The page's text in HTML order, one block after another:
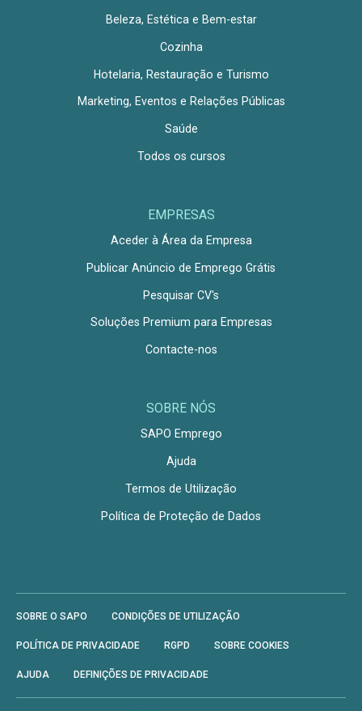
Beleza, Estética e Bem-estar
Cozinha
Hotelaria, Restauração e Turismo
Marketing, Eventos e Relações Públicas
Saúde
Todos os cursos
EMPRESAS
Aceder à Área da Empresa
Publicar Anúncio de Emprego Grátis
Pesquisar CV's
Soluções Premium para Empresas
Contacte-nos
SOBRE NÓS
SAPO Emprego
Ajuda
Termos de Utilização
Política de Proteção de Dados
SOBRE O SAPO CONDIÇÕES DE UTILIZAÇÃO
POLÍTICA DE PRIVACIDADE RGPD SOBRE COOKIES
AJUDA DEFINIÇÕES DE PRIVACIDADE